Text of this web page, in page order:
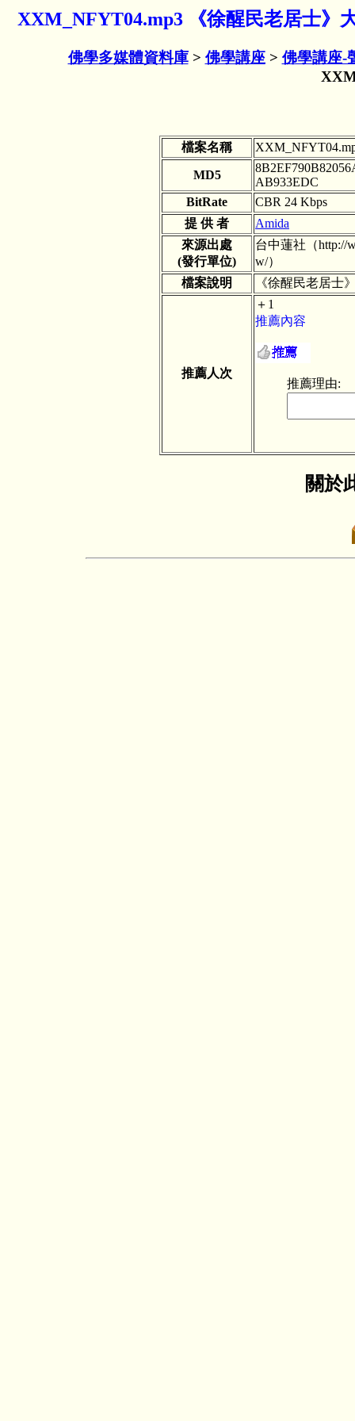
XXM_NFYT04.mp3 《徐醒民老居士》
佛學多媒體資料庫> 佛學講座> 佛學講座-
檔案名稱
MD5
AB933EDC
BitRate
CBR 24 Kbps
提 供 者
Amida
來源出處
(發行單位)
台中蓮社（http://
w/）
檔案說明
《徐醒民老居士
推薦人次
＋1
推薦內容
推薦理由:
關於